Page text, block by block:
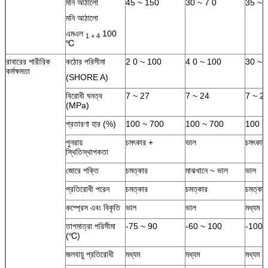
মনি আঠালো
মনি আঠালো
এমএল 1 + 4 100
℃
45 ~ 150 30 ~ 7 0 35 ~
রাবারের শারীরিক
কর্মক্ষমতা
কঠোর পরিসীমা
(SHORE A)
2 0 ~ 100 4 0 ~ 100 30 ~
বিরোধী ঘনত্ব
(MPa)
7 ~ 27 7 ~ 24 7 ~
প্রতারণা হার (%) 100 ~ 700 100 ~ 700
100
পুনরায়
স্থিতিস্থাপকতা
চমৎকার + ভাল
জোরে শক্তি চমত্কার মাঝখানে ~ ভাল
ভাল
প্রতিরোধী পরেন
চমত্কার চমত্কার
চমত্কার
কম্প্রেস এবং বিকৃতি ভাল ভাল
মধ্যম
তাপমাত্রা পরিসীমা
(℃)
-75 ~ 90 -60 ~ 100 -100
জলবায়ু প্রতিরোধী মধ্যম মধ্যম
মধ্যম